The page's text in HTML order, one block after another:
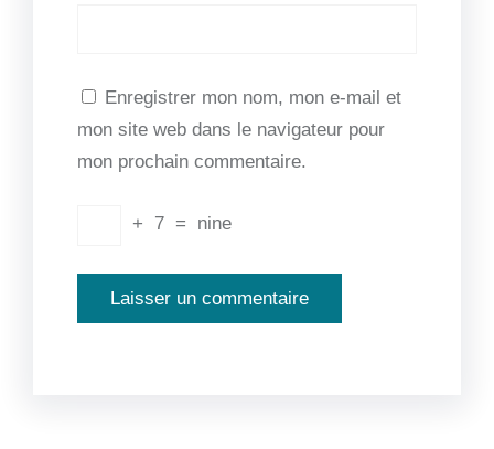
Enregistrer mon nom, mon e-mail et
mon site web dans le navigateur pour
mon prochain commentaire.
+ 7 = nine